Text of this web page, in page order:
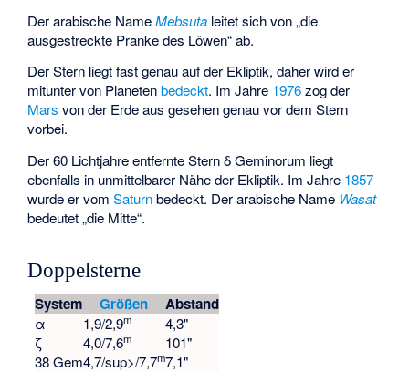
Der arabische NameMebsuta leitet sich von „die
ausgestreckte Pranke des Löwen“ ab.
Der Stern liegt fast genau auf der Ekliptik, daher wird er
mitunter von Planetenbedeckt. Im Jahre 1976zog der
Mars von der Erde aus gesehen genau vor dem Stern
vorbei.
Der 60 Lichtjahre entfernte Stern δ Geminorum liegt
ebenfalls in unmittelbarer Nähe der Ekliptik. Im Jahre 1857
wurde er vomSaturnbedeckt. Der arabische Name Wasat
bedeutet „die Mitte“.
Doppelsterne
System Größen Abstand
α 1,9/2,9m
4,3"
ζ
4,0/7,6m
101"
38 Gem4,7/sup>/7,7m7,1"